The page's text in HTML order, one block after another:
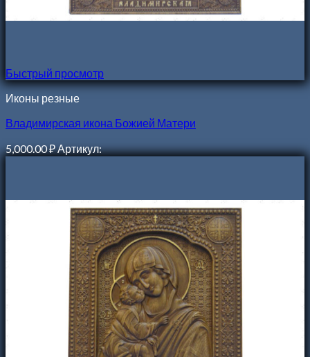
Быстрый просмотр
Иконы резные
Владимирская икона Божией Матери
5,000.00₽Артикул: